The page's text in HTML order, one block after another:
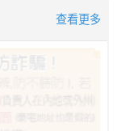
查看更多